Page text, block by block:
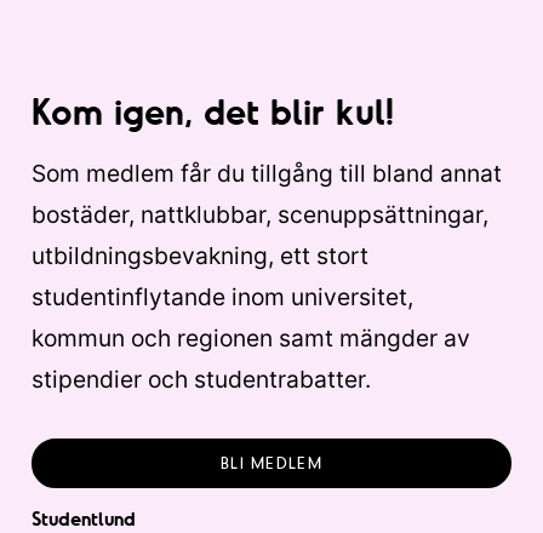
Kom igen, det blir kul!
Som medlem får du tillgång till bland annat
bostäder, nattklubbar, scenuppsättningar,
utbildningsbevakning, ett stort
studentinflytande inom universitet,
kommun och regionen samt mängder av
stipendier och studentrabatter.
BLI MEDLEM
Studentlund